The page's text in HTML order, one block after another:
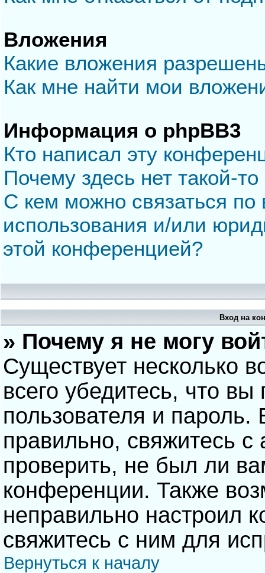
Вложения
Какие вложения
Как мне найти мои
Информация о phpBB3
Кто написал эту
Почему здесь нет такой-
С кем можно связаться по
использования и/или
этой конференцией?
Вход на
» Почему я не могу
Существует несколько
всего убедитесь, что
пользователя и
правильно, свяжитесь
проверить, не был ли
конференции. Также
неправильно настроил
свяжитесь с ним для
Вернуться к началу